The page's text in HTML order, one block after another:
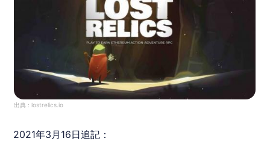
出典 : lostrelics.io
2021年3月16日追記：